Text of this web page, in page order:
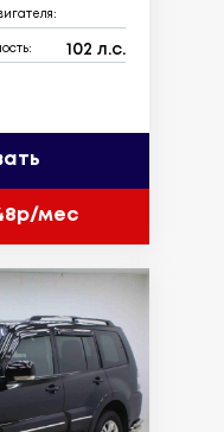
102 л.с.
мес